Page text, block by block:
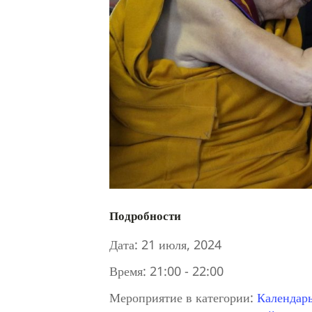
Подробности
Дата: 21 июля, 2024
Время: 21:00 - 22:00
Мероприятие в категории: